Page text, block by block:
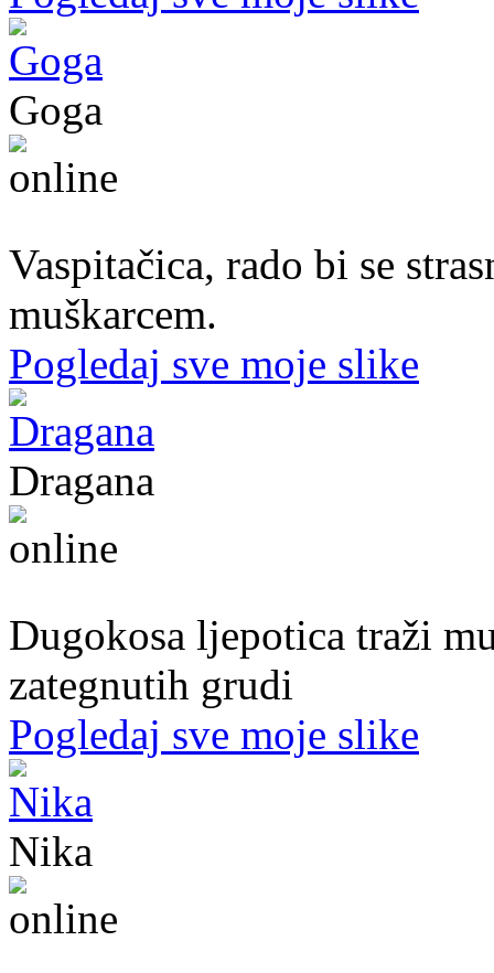
Goga
Vaspitačica, rado bi se
muškarcem.
Pogledaj sve moje slike
Dragana
Dugokosa ljepotica traži
zategnutih grudi
Pogledaj sve moje slike
Nika